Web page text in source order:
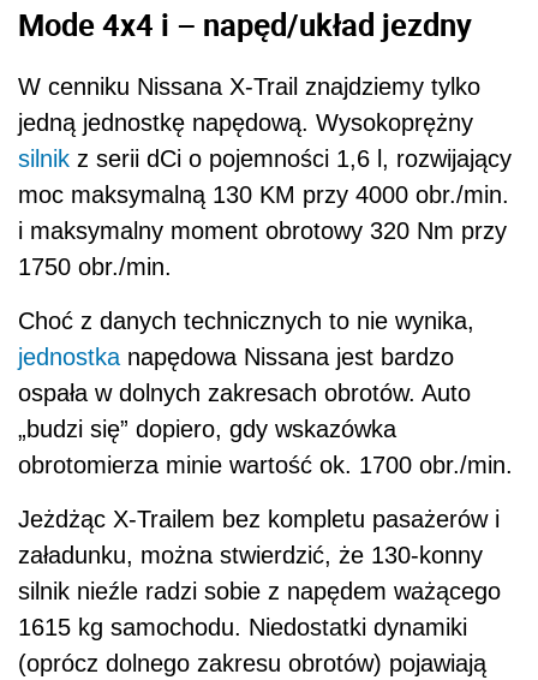
Mode 4x4 i – napęd/układ jezdny
W cenniku Nissana X-Trail znajdziemy tylko
jedną jednostkę napędową. Wysokoprężny
silnik z serii dCi o pojemności 1,6 l, rozwijający
moc maksymalną 130 KM przy 4000 obr./min.
i maksymalny moment obrotowy 320 Nm przy
1750 obr./min.
Choć z danych technicznych to nie wynika,
jednostkanapędowa Nissana jest bardzo
ospała w dolnych zakresach obrotów. Auto
„budzi się” dopiero, gdy wskazówka
obrotomierza minie wartość ok. 1700 obr./min.
Jeżdżąc X-Trailem bez kompletu pasażerów i
załadunku, można stwierdzić, że 130-konny
silnik nieźle radzi sobie z napędem ważącego
1615 kg samochodu. Niedostatki dynamiki
(oprócz dolnego zakresu obrotów) pojawiają